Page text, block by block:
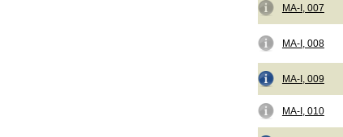
MA-I, 007
MA-I, 008
MA-I, 009
MA-I, 010